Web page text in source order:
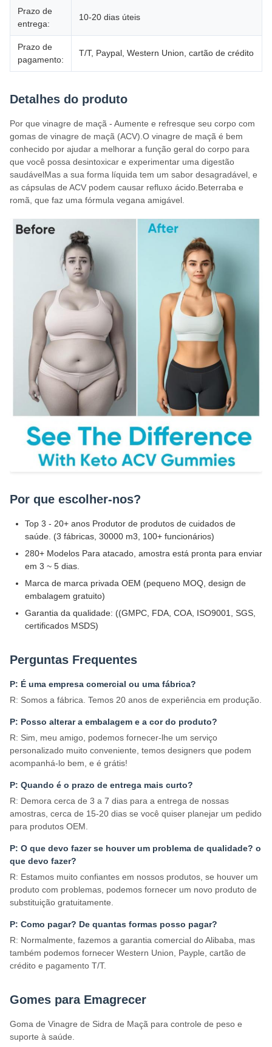
Prazo de
entrega:
10-20 dias úteis
Prazo de
pagamento:
T/T, Paypal, Western Union, cartão de crédito
Detalhes do produto
Por que vinagre de maçã - Aumente e refresque seu corpo com
gomas de vinagre de maçã (ACV).O vinagre de maçã é bem
conhecido por ajudar a melhorar a função geral do corpo para
que você possa desintoxicar e experimentar uma digestão
saudávelMas a sua forma líquida tem um sabor desagradável, e
as cápsulas de ACV podem causar refluxo ácido.Beterraba e
romã, que faz uma fórmula vegana amigável.
Por que escolher-nos?
Top 3 - 20+ anos Produtor de produtos de cuidados de
saúde. (3 fábricas, 30000 m3, 100+ funcionários)
280+ Modelos Para atacado, amostra está pronta para enviar
em 3 ~ 5 dias.
Marca de marca privada OEM (pequeno MOQ, design de
embalagem gratuito)
Garantia da qualidade: ((GMPC, FDA, COA, ISO9001, SGS,
certificados MSDS)
Perguntas Frequentes
P: É uma empresa comercial ou uma fábrica?
R: Somos a fábrica. Temos 20 anos de experiência em produção.
P: Posso alterar a embalagem e a cor do produto?
R: Sim, meu amigo, podemos fornecer-lhe um serviço
personalizado muito conveniente, temos designers que podem
acompanhá-lo bem, e é grátis!
P: Quando é o prazo de entrega mais curto?
R: Demora cerca de 3 a 7 dias para a entrega de nossas
amostras, cerca de 15-20 dias se você quiser planejar um pedido
para produtos OEM.
P: O que devo fazer se houver um problema de qualidade? o
que devo fazer?
R: Estamos muito confiantes em nossos produtos, se houver um
produto com problemas, podemos fornecer um novo produto de
substituição gratuitamente.
P: Como pagar? De quantas formas posso pagar?
R: Normalmente, fazemos a garantia comercial do Alibaba, mas
também podemos fornecer Western Union, Payple, cartão de
crédito e pagamento T/T.
Gomes para Emagrecer
Goma de Vinagre de Sidra de Maçã para controle de peso e
suporte à saúde.